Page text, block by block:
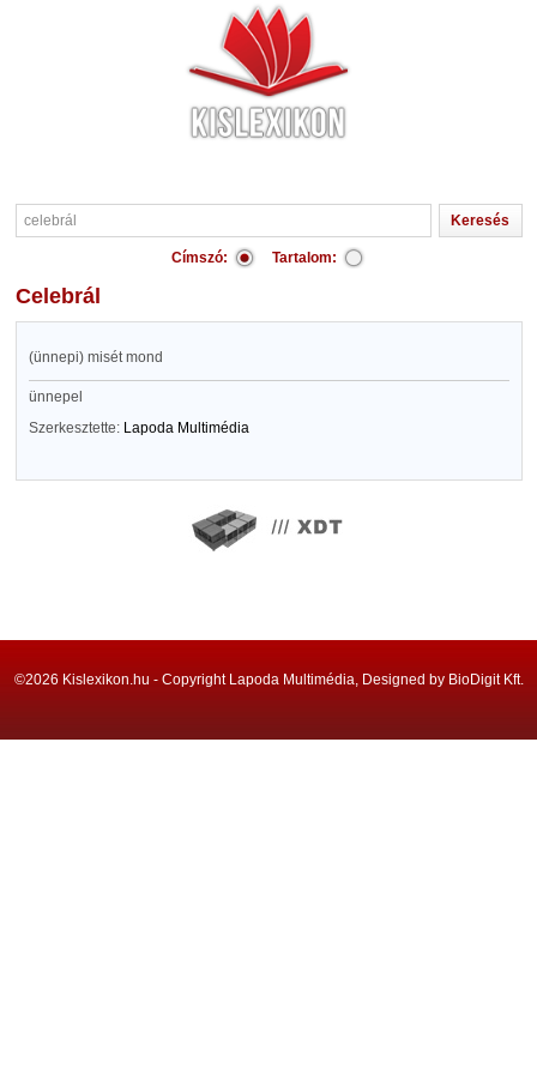
Címszó: Tartalom:
celebrál
(ünnepi) misét mond
ünnepel
Szerkesztette: Lapoda Multimédia
©2026 Kislexikon.hu - Copyright Lapoda Multimédia, Designed by BioDigit Kft.